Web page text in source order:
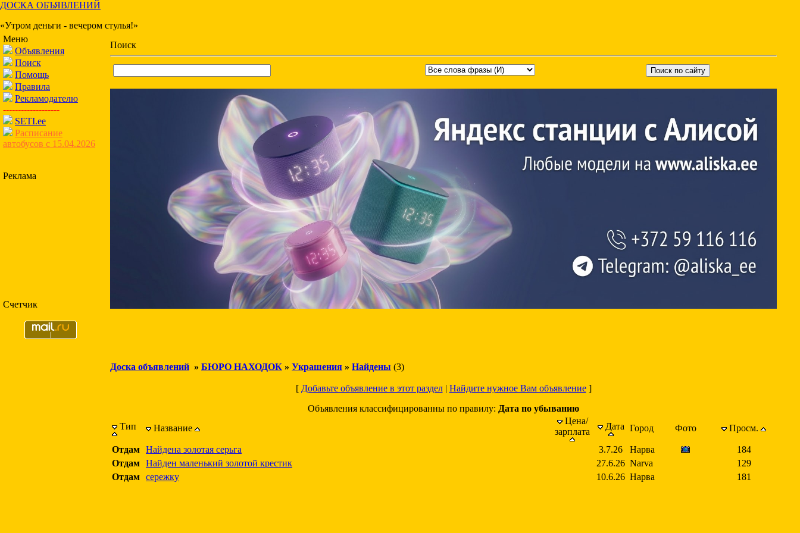
ДОСКА ОБЪЯВЛЕНИЙ
«Утром деньги - вечером стулья!»
Меню
Объявления
Поиск
Помощь
Правила
Рекламодателю
-------------------
SETI.ee
Расписание
автобусов с 15.04.2026
Реклама
Счетчик
Поиск
Доска объявлений » БЮРО НАХОДОК » Украшения » Найдены (3)
[ Добавьте объявление в этот раздел| Найдите нужное Вам объявление]
Объявления классифицированны по правилу: Дата по убыванию
Тип
Название
Цена/
зарплата
Дата Город Фото Просм.
Отдам Найдена золотая серьга 3.7.26 Нарва
184
Отдам Найден маленький золотой крестик 27.6.26 Narva
129
Отдам сережку 10.6.26 Нарва 181